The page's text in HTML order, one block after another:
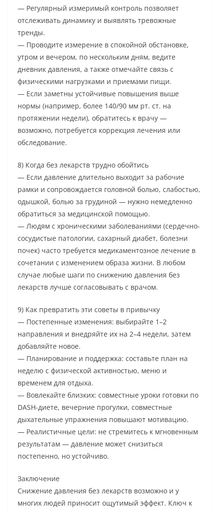
— Регулярный измеримый контроль позволяет
отслеживать динамику и выявлять тревожные
тренды.
— Проводите измерение в спокойной обстановке,
утром и вечером, по нескольким дням, ведите
дневник давления, а также отмечайте связь с
физическими нагрузками и приемами пищи.
— Если заметны устойчивые повышения выше
нормы (например, более 140/90 мм рт. ст. на
протяжении недели), обратитесь к врачу —
возможно, потребуется коррекция лечения или
обследование.
8) Когда без лекарств трудно обойтись
— Если давление длительно выходит за рабочие
рамки и сопровождается головной болью, слабостью,
одышкой, болью за грудиной — нужно немедленно
обратиться за медицинской помощью.
— Людям с хроническими заболеваниями (сердечно-
сосудистые патологии, сахарный диабет, болезни
почек) часто требуется медикаментозное лечение в
сочетании с изменением образа жизни. В любом
случае любые шаги по снижению давления без
лекарств лучше согласовывать с врачом.
9) Как превратить эти советы в привычку
— Постепенные изменения: выбирайте 1–2
направления и внедряйте их на 2–4 недели, затем
добавляйте новое.
— Планирование и поддержка: составьте план на
неделю с физической активностью, меню и
временем для отдыха.
— Вовлекайте близких: совместные уроки готовки по
DASH-диете, вечерние прогулки, совместные
дыхательные упражнения повышают мотивацию.
— Реалистичные цели: не стремитесь к мгновенным
результатам — давление может снизиться
постепенно, но устойчиво.
Заключение
Снижение давления без лекарств возможно и у
многих людей приносит ощутимый эффект. Ключ к